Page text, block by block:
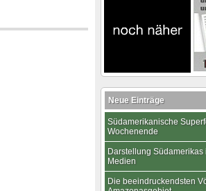
Neue Einträge
Südamerikanische
Wochenende
Darstellung Südamerikas
Medien
Die beeindruckendsten